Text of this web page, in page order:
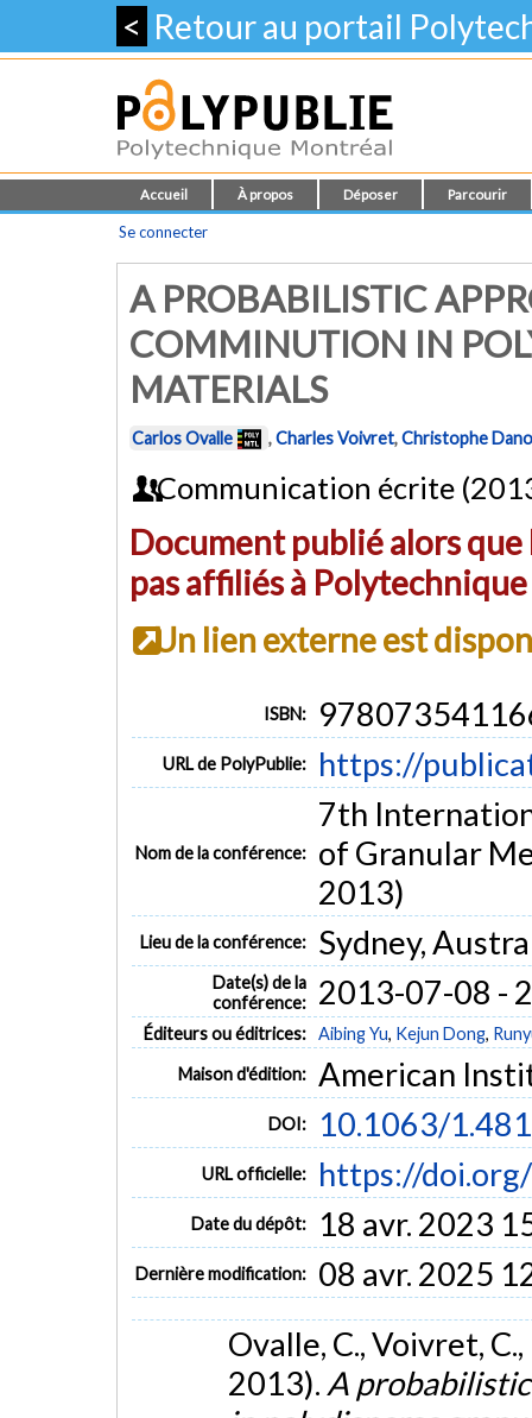
< Retour au portail
Accueil À propos Déposer Parcourir
Se connecter
A PROBABILISTIC
COMMINUTION IN
MATERIALS
Carlos Ovalle ,Charles Voivret,Christophe Dano
Communication écrite
Document publié alors
pas affiliés à
Un lien externe est
ISBN:
URL de PolyPublie: https://
Nom de la conférence:
7th
of Granular
2013)
Lieu de la conférence: Sydney,
Date(s) de la
conférence:
2013-07-08 -
Éditeurs ou éditrices: Aibing Yu, Kejun Dong,
Maison d'édition: American
DOI: 10.1063/
URL officielle: https://
Date du dépôt: 18 avr. 2023
Dernière modification: 08 avr. 2025
Ovalle, C., Voivret,
2013). A